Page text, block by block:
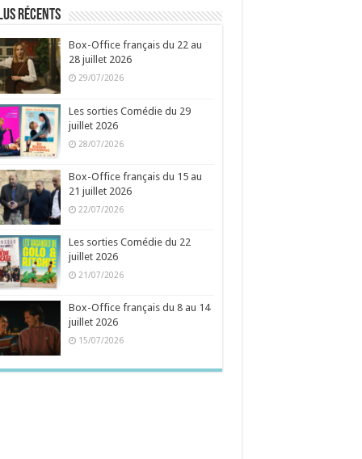
récents
Box-Office français du 22 au
28 juillet 2026
29/07/2026
Les sorties Comédie du 29
juillet 2026
28/07/2026
Box-Office français du 15 au
21 juillet 2026
22/07/2026
Les sorties Comédie du 22
juillet 2026
21/07/2026
Box-Office français du 8 au 14
juillet 2026
15/07/2026